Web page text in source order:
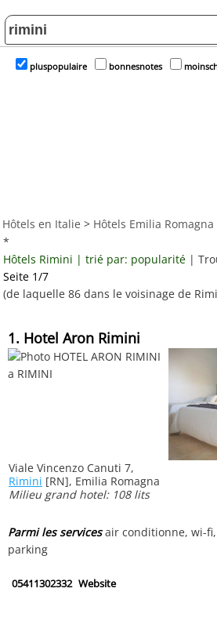
pluspopulaire bonnesnotes
Hôtels en Italie > Hôtels Emilia Romagna
*
Hôtels Rimini | trié par: popularité |
Seite 1/7
(de laquelle 86 dans le voisinage de
1. Hotel Aron Rimini
Viale Vincenzo Canuti 7,
Rimini [RN], Emilia Romagna
Milieu grand hotel: 108 lits
Parmi les servicesair conditionne, wi-
parking
05411302332 Website